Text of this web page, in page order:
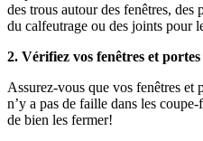
des trous autour des fenêtres,
du calfeutrage ou des joints pour
2. Vérifiez vos fenêtres et portes
Assurez-vous que vos fenêtres et
n’y a pas de faille dans les
de bien les fermer!